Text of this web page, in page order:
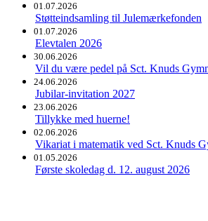
01.07.2026
Støtteindsamling til Julemærkefonden
01.07.2026
Elevtalen 2026
30.06.2026
Vil du være pedel på Sct. Knuds
24.06.2026
Jubilar-invitation 2027
23.06.2026
Tillykke med huerne!
02.06.2026
Vikariat i matematik ved Sct. Knuds
01.05.2026
Første skoledag d. 12. august 2026